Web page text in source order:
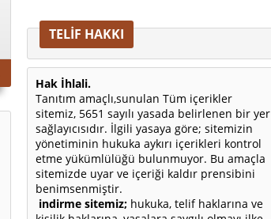
TELİF HAKKI
Hak İhlali.
Tanıtım amaçlı,sunulan Tüm içerikler
sitemiz, 5651 sayılı yasada belirlenen bir yer
sağlayıcısıdır. İlgili yasaya göre; sitemizin
yönetiminin hukuka aykırı içerikleri kontrol
etme yükümlülüğü bulunmuyor. Bu amaçla
sitemizde uyar ve içeriği kaldır prensibini
benimsenmiştir.
indirme sitemiz; hukuka, telif haklarına ve